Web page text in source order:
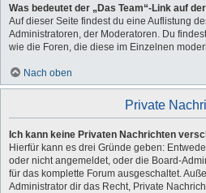
Was bedeutet der „Das Team“-Link auf
Auf dieser Seite findest du eine Auflistung
Administratoren, der Moderatoren. Du
wie die Foren, die diese im Einzelnen
Nach oben
Private
Ich kann keine Privaten Nachrichten
Hierfür kann es drei Gründe geben:
oder nicht angemeldet, oder die Board-
für das komplette Forum ausgeschaltet.
Administrator dir das Recht, Private